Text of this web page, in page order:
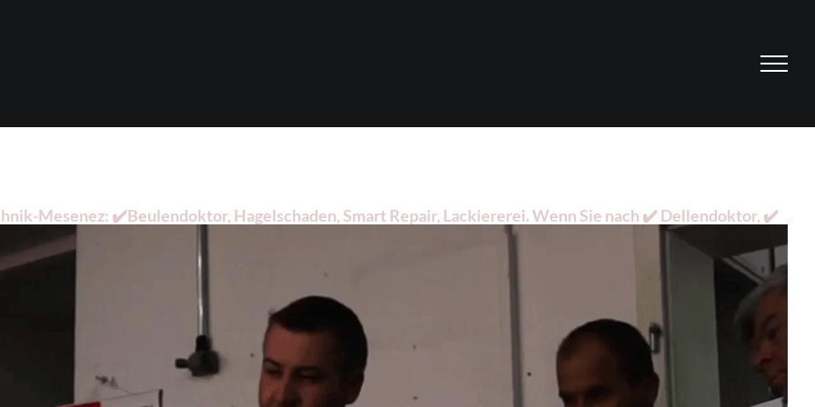
Mesenez: ✔️Beulendoktor, Hagelschaden, Smart Repair, Lackiererei. Wenn Sie nach ✔️ Dellendoktor, ✔️
✔️ Lackiererei gesucht haben: ➡️ Dellentechnik-Mesenez, Ihr Dellenprofi für 58339 Breckerfeld (Hansestadt).